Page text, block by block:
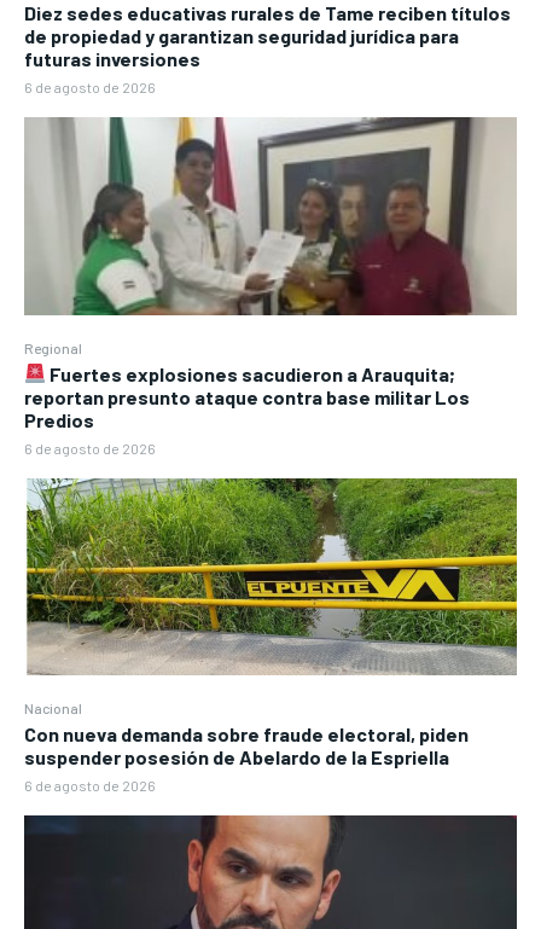
Diez sedes educativas rurales de Tame reciben títulos
de propiedad y garantizan seguridad jurídica para
futuras inversiones
6 de agosto de 2026
Regional
Fuertes explosiones sacudieron a Arauquita;
reportan presunto ataque contra base militar Los
Predios
6 de agosto de 2026
Nacional
Con nueva demanda sobre fraude electoral, piden
suspender posesión de Abelardo de la Espriella
6 de agosto de 2026